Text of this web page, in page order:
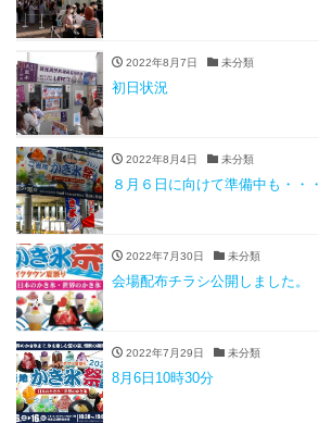
2022年8月7日 未分類
初日状況
2022年8月4日 未分類
８月６日に向けて準備中も・・・
2022年7月30日 未分類
会場配布チラシ公開しました。
2022年7月29日 未分類
8月6日10時30分